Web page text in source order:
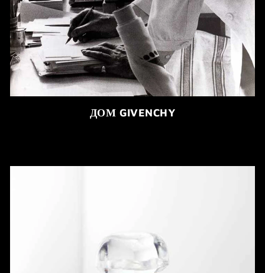
ДОМ GIVENCHY